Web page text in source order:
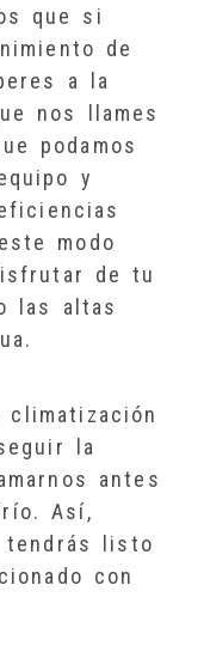
que si
de
a la
nos llames
podamos
y
modo
de tu
las altas
la
antes
Así,
tendrás listo
con